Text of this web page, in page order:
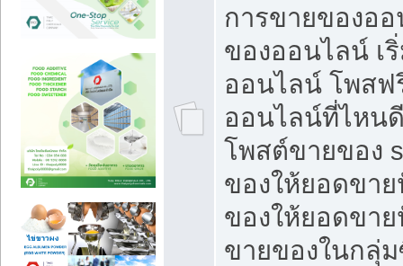
การขายของอ
ของออนไลน์ เ
ออนไลน์ โพสฟ
ออนไลน์ที่ไหน
โพสต์ขายของ
ของให้ยอดขา
ของให้ยอดขา
ขายของในกลุ่